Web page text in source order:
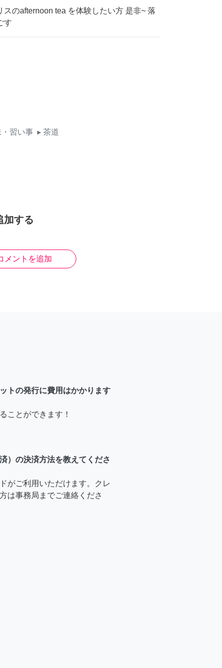
のafternoon tea を体験したい方 是非~ 落
す
習い事 ▸ 茶道
加する
メントを追加
トの発行に費用はかかります
ことができます！
）の決済方法を教えてくださ
がご利用いただけます。クレ
は事務局までご連絡くださ